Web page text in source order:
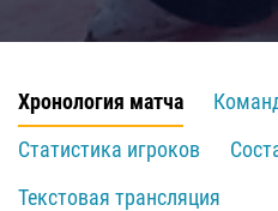
Хронология матча
Статистика игроков
Текстовая трансляция